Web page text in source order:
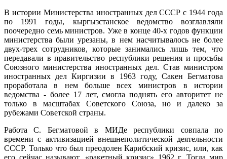
В истории Министерства иностранных дел СССР с 1944 года
по 1991 годы, кыргызстанское ведомство возглавляли
поочередно семь министров. Уже в конце 40-х годов функции
министерства были урезаны, в нем насчитывалось не более
двух-трех сотрудников, которые занимались лишь тем, что
передавали в правительство республики решения и просьбы
Союзного министерства иностранных дел. Став министром
иностранных дел Киргизии в 1963 году, Сакен Бегматова
проработала в нем больше всех министров в истории
ведомства - более 17 лет, смогла поднять его авторитет не
только в масштабах Советского Союза, но и далеко за
рубежами Советской страны.
Работа С. Бегматовой в МИДе республики совпала по
времени с активизацией внешнеполитической деятельности
СССР. Только что был преодолен Карибский кризис, или, как
его сейчас называют, «ракетный кризис» 1962 г. Тогда мир